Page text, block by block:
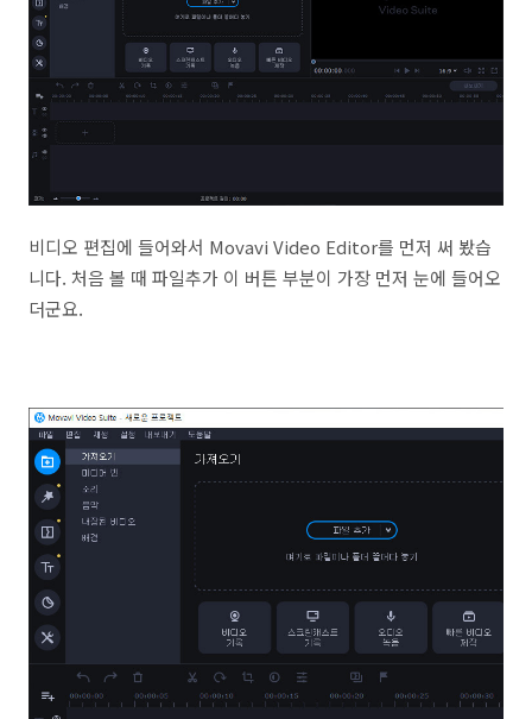
비디오 편집에 들어와서 Movavi Video Editor를 먼저 써 봤습
니다. 처음 볼 때 파일추가 이 버튼 부분이 가장 먼저 눈에 들어오
더군요.